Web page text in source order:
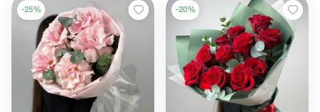
-25% -20%